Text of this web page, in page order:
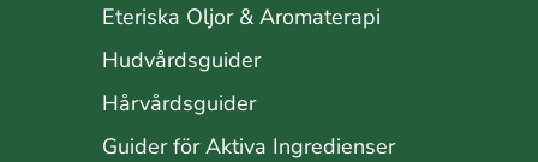
Eteriska Oljor & Aromaterapi
Hudvårdsguider
Hårvårdsguider
Guider för Aktiva Ingredienser